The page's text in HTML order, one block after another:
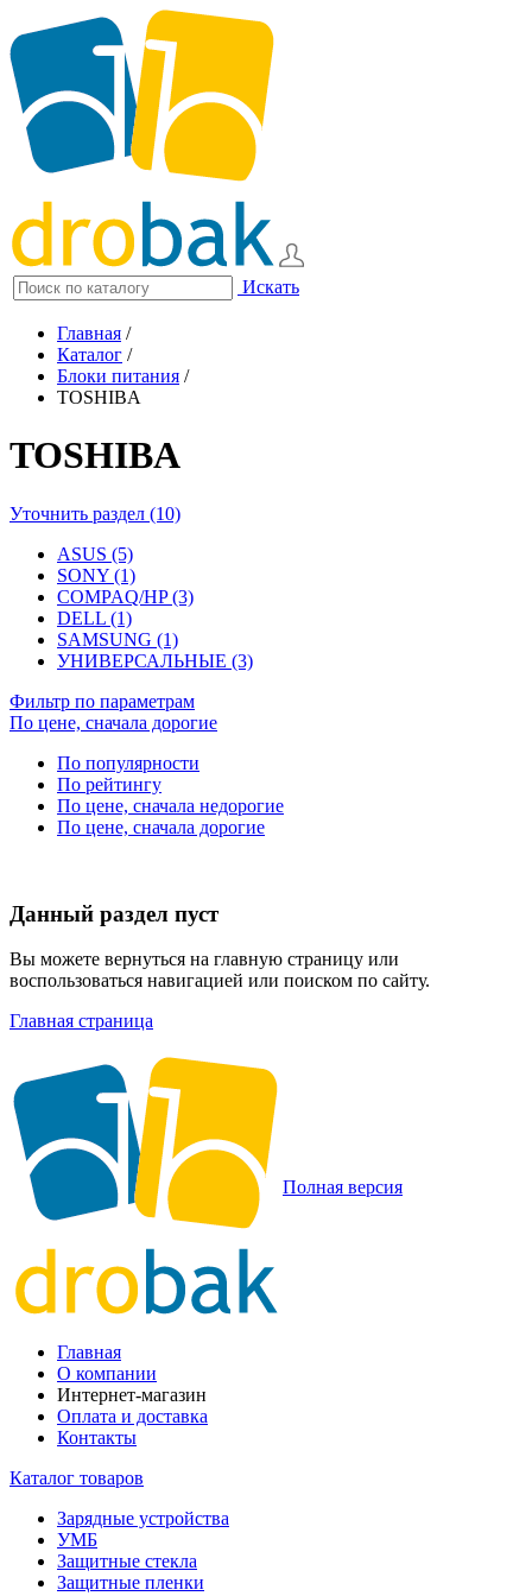
Искать
Главная /
Каталог /
Блоки питания /
TOSHIBA
TOSHIBA
Уточнить раздел (10)
ASUS (5)
SONY (1)
COMPAQ/HP (3)
DELL (1)
SAMSUNG (1)
УНИВЕРСАЛЬНЫЕ (3)
Фильтр по параметрам
По цене, сначала дорогие
По популярности
По рейтингу
По цене, сначала недорогие
По цене, сначала дорогие
Данный раздел пуст
Вы можете вернуться на главную страницу или
воспользоваться навигацией или поиском по сайту.
Главная страница
Полная версия
Главная
О компании
Интернет-магазин
Оплата и доставка
Контакты
Каталог товаров
Зарядные устройства
УМБ
Защитные стекла
Защитные пленки